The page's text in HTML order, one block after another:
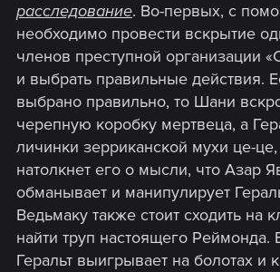
расследование. Во-первых, с
необходимо провести вскрытие
членов преступной организации
и выбрать правильные действия.
выбрано правильно, то Шани
черепную коробку мертвеца, а
личинки зерриканской мухи це-це,
натолкнет его о мысли, что Азар
обманывает и манипулирует
Ведьмаку также стоит сходить на
найти труп настоящего Реймонда.
Геральт выигрывает на болотах и